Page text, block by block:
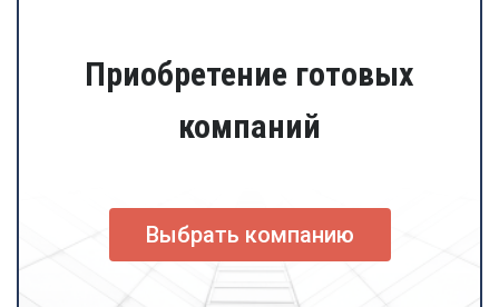
Приобретение готовых
компаний
Выбрать компанию